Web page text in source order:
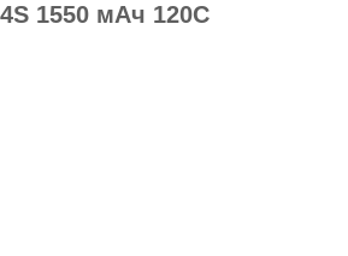
1550 мАч 120C